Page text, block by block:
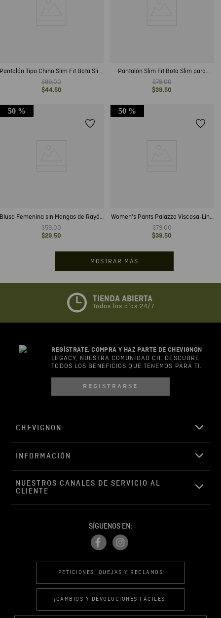
Tipo Chino Slim Fit Bota Slim
para Hombre
$89,00
$44,50
Pantalón Slim Fit Bota Slim para
Hombre
$79,00
$39,50
50 %
Blusa Femenina sin Mangas de Rayón
y Lino con Forro de Algodón
$59,00
$29,50
50 %
Women's Pants Palazzo Viscosa-Lino
Blend
$79,00
$39,50
MOSTRAR MÁS
TIENDA ABIERTA
Todos los días 24/7
REGÍSTRATE, COMPRA Y HAZ PARTE DE CHEVIGNON
LEGACY, NUESTRA COMUNIDAD CH. DESCUBRE
TODOS LOS BENEFICIOS QUE TENEMOS PARA TI.
REGISTRARSE
CHEVIGNON
INFORMACIÓN
NUESTROS CANALES DE SERVICIO AL
CLIENTE
SÍGUENOS EN:
PETICIONES, QUEJAS Y RECLAMOS
¡CAMBIOS Y DEVOLUCIONES FÁCILES!